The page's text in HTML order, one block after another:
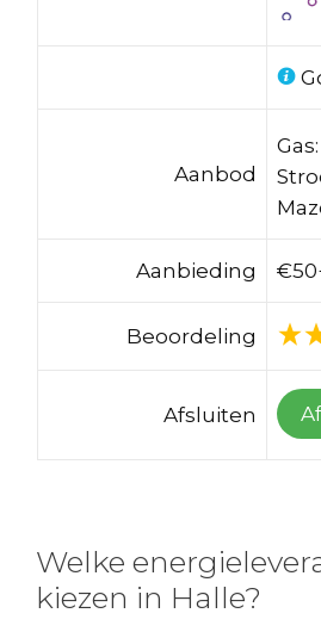
Aanbod
Gas:
Aanbieding
Beoordeling
Afsluiten
Welke
kiezen in Halle?